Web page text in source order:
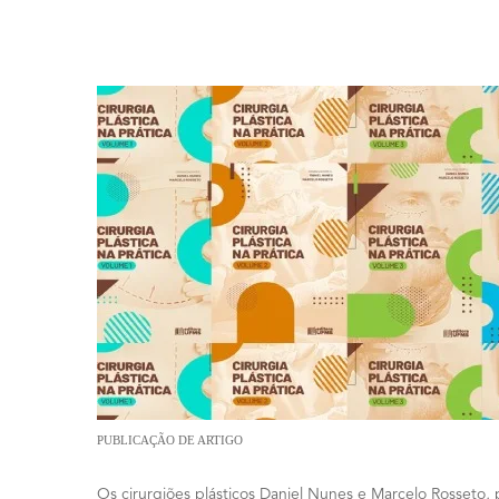
Livro “Cirurgia Plástica na Prática”. Dr. Daniel Nunes
PUBLICAÇÃO DE ARTIGO
Os cirurgiões plásticos Daniel Nunes e Marcelo